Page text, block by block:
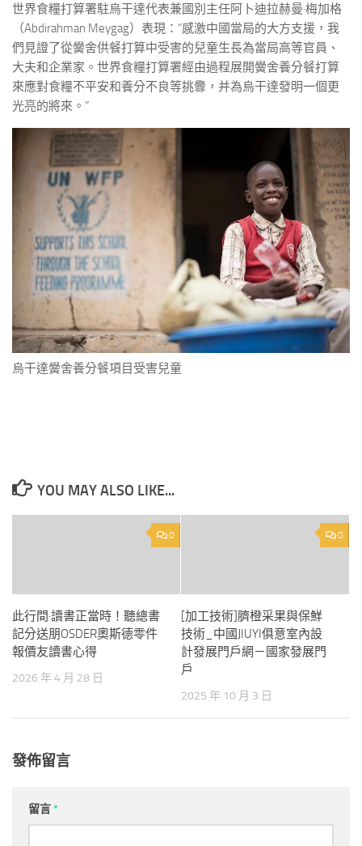
世界食糧打算署駐烏干達代表兼國別主任阿卜迪拉赫曼·梅加格
（Abdirahman Meygag）表現：“感激中國當局的大方支援，我
們見證了從黌舍供餐打算中受害的兒童生長為當局高等官員、
大夫和企業家。世界食糧打算署經由過程展開黌舍養分餐打算
來應對食糧不平安和養分不良等挑釁，并為烏干達發明一個更
光亮的將來。”
烏干達黌舍養分餐項目受害兒童
YOU MAY ALSO LIKE...
0
此行間·讀書正當時！聽總書
記分送朋OSDER奧斯德零件
報價友讀書心得
2026 年 4 月 28 日
0
[加工技術]臍橙采果與保鮮
技術_中國JIUYI俱意室內設
計發展門戶網－國家發展門
戶
2025 年 10 月 3 日
發佈留言
留言*